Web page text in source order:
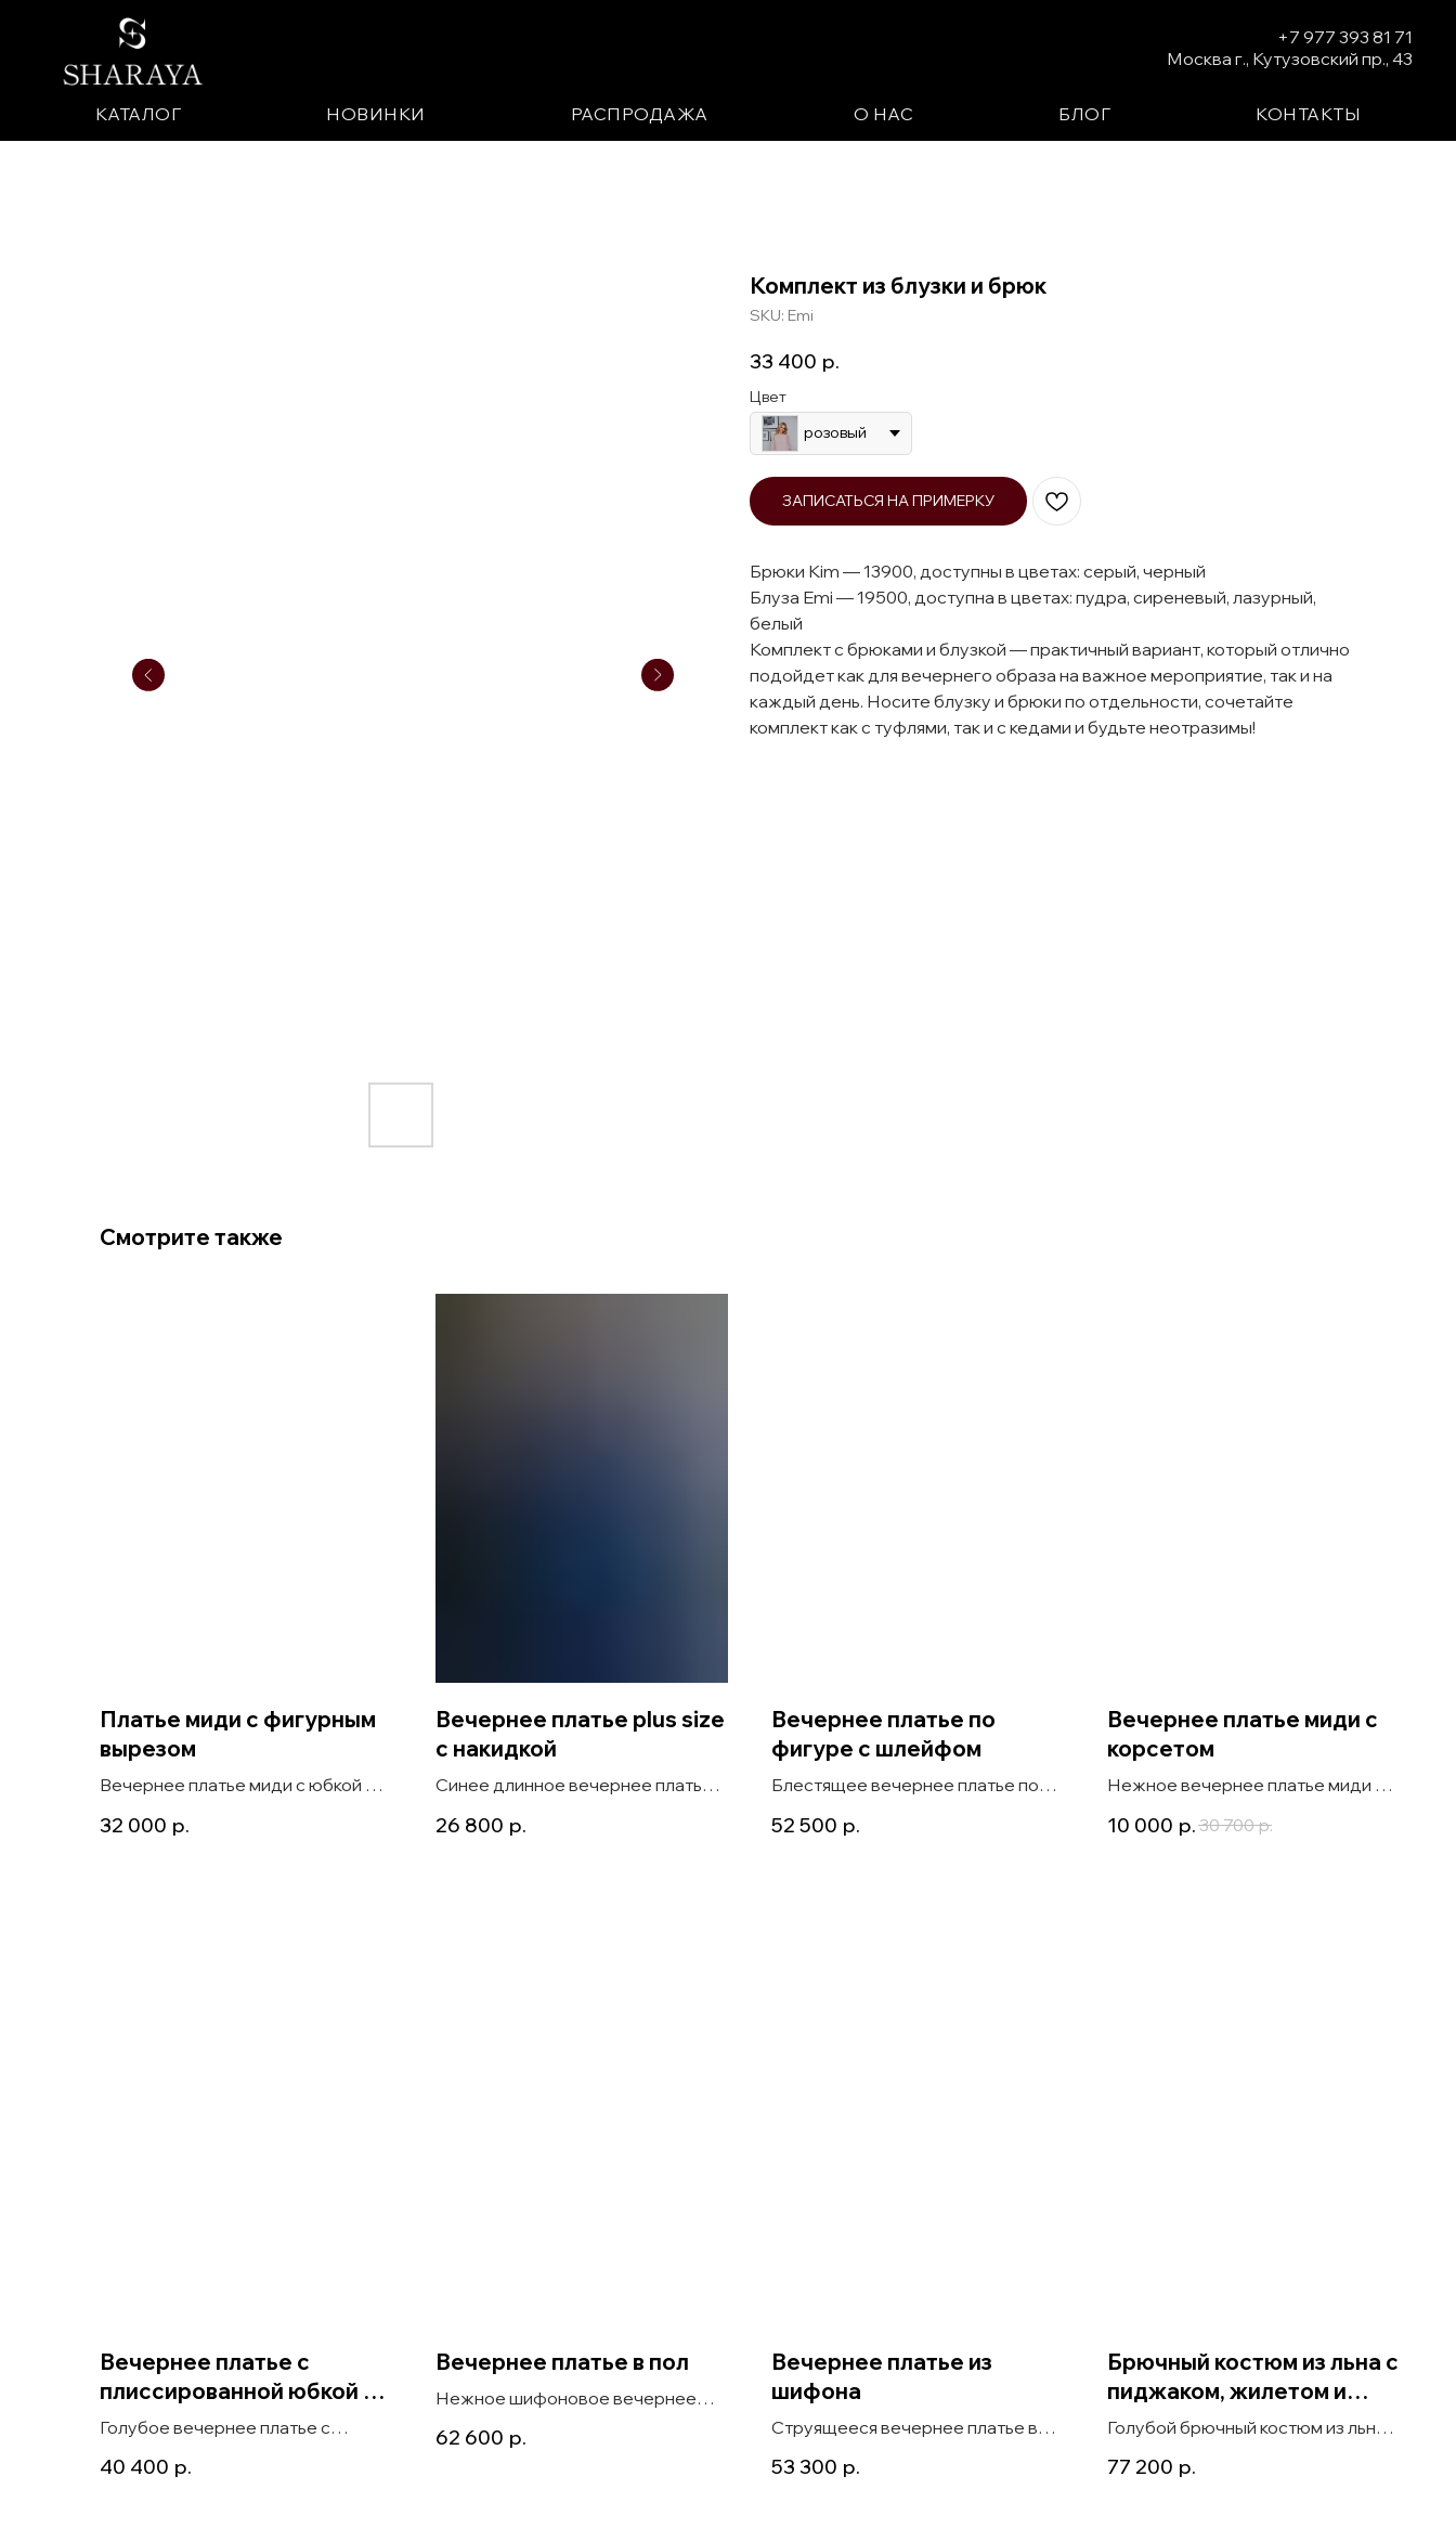
+7 977 393 81 71
Москва г., Кутузовский пр., 43
КАТАЛОГ НОВИНКИ РАСПРОДАЖА О НАС БЛОГ КОНТАКТЫ
Комплект из блузки и брюк
SKU: Emi
33 400 р.
Цвет
розовый
ЗАПИСАТЬСЯ НА ПРИМЕРКУ
Брюки Kim — 13900, доступны в цветах: серый, черный
Блуза Emi — 19500, доступна в цветах: пудра, сиреневый, лазурный,
белый
Комплект с брюками и блузкой — практичный вариант, который отлично
подойдет как для вечернего образа на важное мероприятие, так и на
каждый день. Носите блузку и брюки по отдельности, сочетайте
комплект как с туфлями, так и с кедами и будьте неотразимы!
Смотрите также
Платье миди с фигурным
вырезом
Вечернее платье миди с юбкой А-
фигурным вырезом Myra midi
32 000 р.
Вечернее платье plus size
с накидкой
Синее длинное вечернее платье
26 800 р.
Вечернее платье по
фигуре с шлейфом
Блестящее вечернее платье по
шлейфом Vered
52 500 р.
Вечернее платье миди с
корсетом
Нежное вечернее платье миди с
и пышной юбкой Landin розовое
10 000 р. 30 700 р.
Вечернее платье с
плиссированной юбкой и
корсетом
Голубое вечернее платье с
сверкающим корсетом Lacrima
40 400 р.
Вечернее платье в пол
Нежное шифоновое вечернее
цветами, Garnet
62 600 р.
Вечернее платье из
шифона
Струящееся вечернее платье в
американка Rikki
53 300 р.
Брючный костюм из льна с
пиджаком, жилетом и
брюками
Голубой брючный костюм из льна с
брюками Onyx
77 200 р.